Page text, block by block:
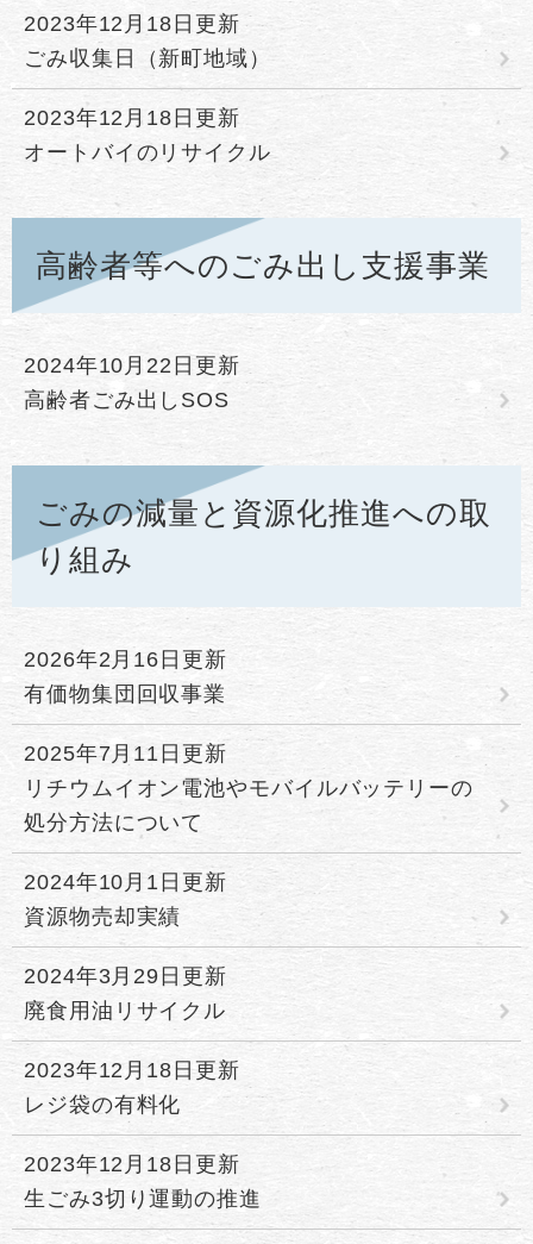
2023年12月18日更新
ごみ収集日（新町地域）
2023年12月18日更新
オートバイのリサイクル
高齢者等へのごみ出し支援事業
2024年10月22日更新
高齢者ごみ出しSOS
ごみの減量と資源化推進への取
り組み
2026年2月16日更新
有価物集団回収事業
2025年7月11日更新
リチウムイオン電池やモバイルバッテリーの
処分方法について
2024年10月1日更新
資源物売却実績
2024年3月29日更新
廃食用油リサイクル
2023年12月18日更新
レジ袋の有料化
2023年12月18日更新
生ごみ3切り運動の推進